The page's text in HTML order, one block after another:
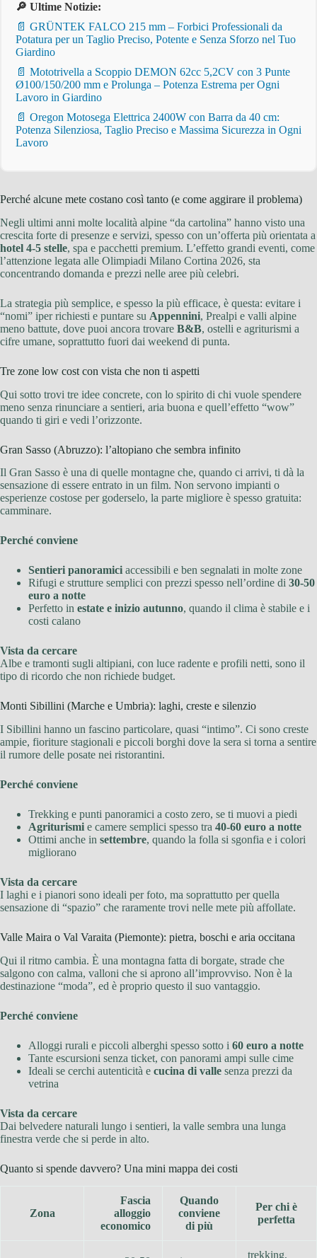
🔎 Ultime Notizie:
📄 GRÜNTEK FALCO 215 mm – Forbici Professionali da
Potatura per un Taglio Preciso, Potente e Senza Sforzo nel Tuo
Giardino
📄 Mototrivella a Scoppio DEMON 62cc 5,2CV con 3 Punte
Ø100/150/200 mm e Prolunga – Potenza Estrema per Ogni
Lavoro in Giardino
📄 Oregon Motosega Elettrica 2400W con Barra da 40 cm:
Potenza Silenziosa, Taglio Preciso e Massima Sicurezza in Ogni
Lavoro
Perché alcune mete costano così tanto (e come aggirare il problema)
Negli ultimi anni molte località alpine “da cartolina” hanno visto una
crescita forte di presenze e servizi, spesso con un’offerta più orientata a
hotel 4-5 stelle, spa e pacchetti premium. L’effetto grandi eventi, come
l’attenzione legata alle Olimpiadi Milano Cortina 2026, sta
concentrando domanda e prezzi nelle aree più celebri.
La strategia più semplice, e spesso la più efficace, è questa: evitare i
“nomi” iper richiesti e puntare su Appennini, Prealpi e valli alpine
meno battute, dove puoi ancora trovare B&B, ostelli e agriturismi a
cifre umane, soprattutto fuori dai weekend di punta.
Tre zone low cost con vista che non ti aspetti
Qui sotto trovi tre idee concrete, con lo spirito di chi vuole spendere
meno senza rinunciare a sentieri, aria buona e quell’effetto “wow”
quando ti giri e vedi l’orizzonte.
Gran Sasso (Abruzzo): l’altopiano che sembra infinito
Il Gran Sasso è una di quelle montagne che, quando ci arrivi, ti dà la
sensazione di essere entrato in un film. Non servono impianti o
esperienze costose per goderselo, la parte migliore è spesso gratuita:
camminare.
Perché conviene
Sentieri panoramici accessibili e ben segnalati in molte zone
Rifugi e strutture semplici con prezzi spesso nell’ordine di 30-50
euro a notte
Perfetto in estate e inizio autunno, quando il clima è stabile e i
costi calano
Vista da cercare
Albe e tramonti sugli altipiani, con luce radente e profili netti, sono il
tipo di ricordo che non richiede budget.
Monti Sibillini (Marche e Umbria): laghi, creste e silenzio
I Sibillini hanno un fascino particolare, quasi “intimo”. Ci sono creste
ampie, fioriture stagionali e piccoli borghi dove la sera si torna a sentire
il rumore delle posate nei ristorantini.
Perché conviene
Trekking e punti panoramici a costo zero, se ti muovi a piedi
Agriturismi e camere semplici spesso tra 40-60 euro a notte
Ottimi anche in settembre, quando la folla si sgonfia e i colori
migliorano
Vista da cercare
I laghi e i pianori sono ideali per foto, ma soprattutto per quella
sensazione di “spazio” che raramente trovi nelle mete più affollate.
Valle Maira o Val Varaita (Piemonte): pietra, boschi e aria occitana
Qui il ritmo cambia. È una montagna fatta di borgate, strade che
salgono con calma, valloni che si aprono all’improvviso. Non è la
destinazione “moda”, ed è proprio questo il suo vantaggio.
Perché conviene
Alloggi rurali e piccoli alberghi spesso sotto i 60 euro a notte
Tante escursioni senza ticket, con panorami ampi sulle cime
Ideali se cerchi autenticità e cucina di valle senza prezzi da
vetrina
Vista da cercare
Dai belvedere naturali lungo i sentieri, la valle sembra una lunga
finestra verde che si perde in alto.
Quanto si spende davvero? Una mini mappa dei costi
Zona
Fascia
alloggio
economico
Quando
conviene
di più
Per chi è
perfetta
trekking,